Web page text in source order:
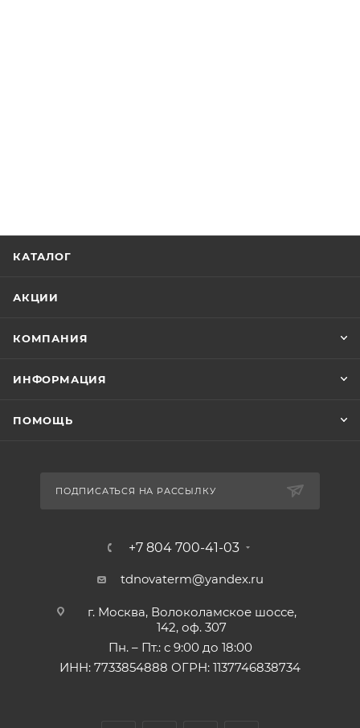
КАТАЛОГ
АКЦИИ
КОМПАНИЯ
ИНФОРМАЦИЯ
ПОМОЩЬ
ПОДПИСАТЬСЯ НА РАССЫЛКУ
+7 804 700-41-03
tdnovaterm@yandex.ru
г. Москва, Волоколамское шоссе,
142, оф. 307
Пн. – Пт.: с 9:00 до 18:00
ИНН: 7733854888 ОГРН: 1137746838734